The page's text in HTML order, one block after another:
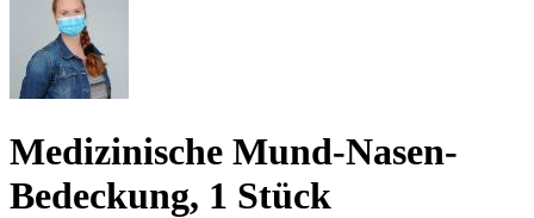
Medizinische Mund-Nasen-
Bedeckung, 1 Stück